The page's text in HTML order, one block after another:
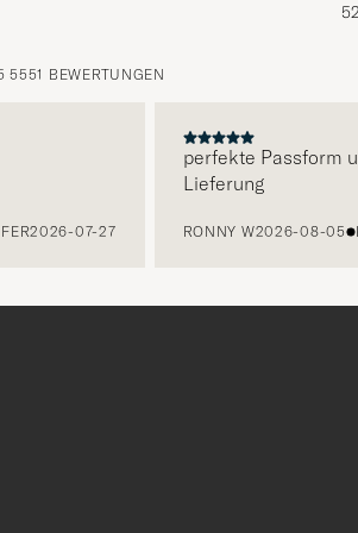
VORHERIGE
5551 BEWERTUNGEN
2026-07-27
perfekte Passform und
Lieferung
RONNY W2026-08-05